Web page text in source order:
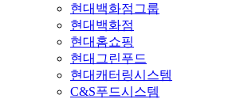
현대백화점그룹
현대백화점
현대홈쇼핑
현대그린푸드
현대캐터링시스템
C&S푸드시스템